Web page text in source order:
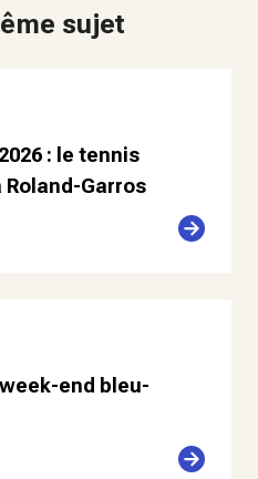
sujet
: le tennis
Garros
end bleu-